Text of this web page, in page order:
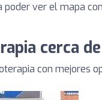
ver el mapa
cerca
con mejores